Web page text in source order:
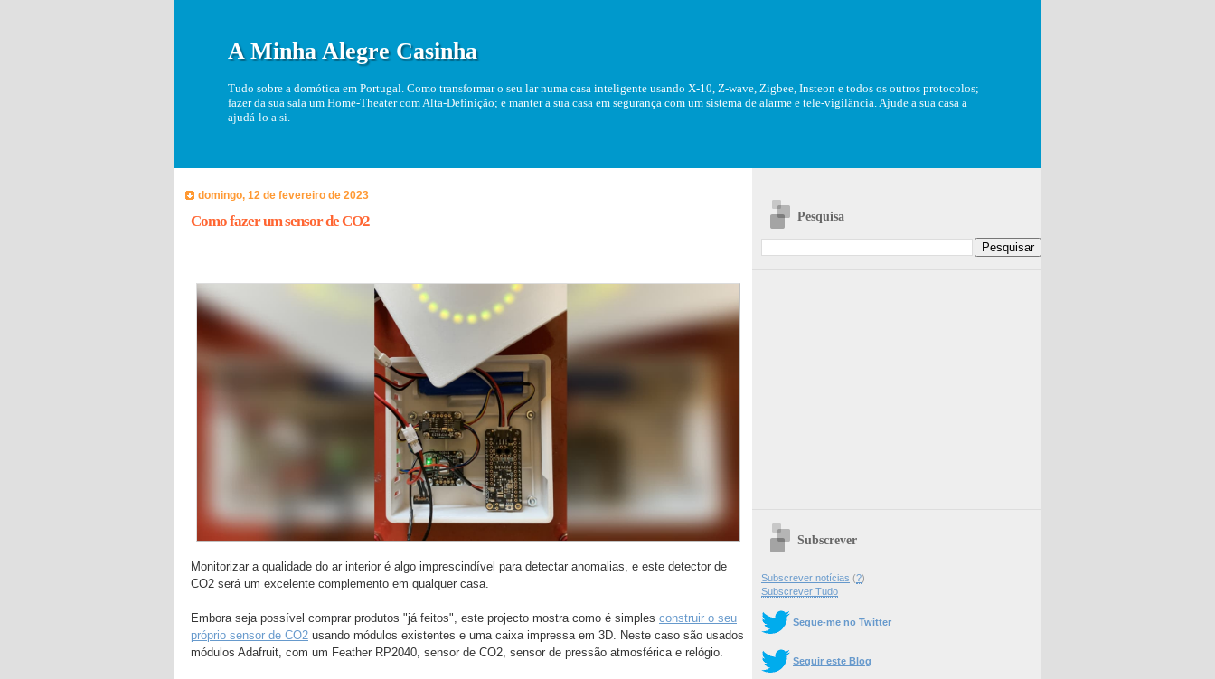
A Minha Alegre Casinha
Tudo sobre a domótica em Portugal. Como transformar o seu lar numa casa inteligente usando X-10, Z-wave, Zigbee, Insteon e todos os outros protocolos;
fazer da sua sala um Home-Theater com Alta-Definição; e manter a sua casa em segurança com um sistema de alarme e tele-vigilância. Ajude a sua casa a
ajudá-lo a si.
domingo, 12 de fevereiro de 2023
Como fazer um sensor de CO2
Monitorizar a qualidade do ar interior é algo imprescindível para detectar anomalias, e este detector de
CO2 será um excelente complemento em qualquer casa.
Embora seja possível comprar produtos "já feitos", este projecto mostra como é simples construir o seu
próprio sensor de CO2 usando módulos existentes e uma caixa impressa em 3D. Neste caso são usados
módulos Adafruit, com um Feather RP2040, sensor de CO2, sensor de pressão atmosférica e relógio.
Pesquisa
Subscrever
Subscrever notícias (?)
Subscrever Tudo
Segue-me no Twitter
Seguir este Blog